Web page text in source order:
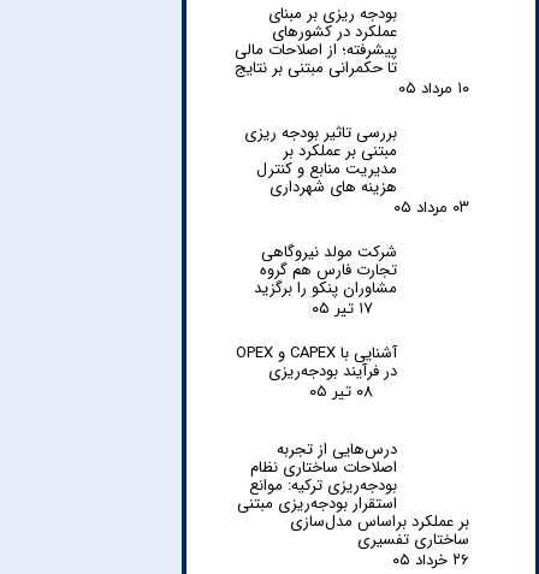
بودجه ریزی بر مبنای
عملکرد در کشورهای
پیشرفته؛ از اصلاحات مالی
تا حکمرانی مبتنی بر نتایج
۱۰ مرداد ۰۵
بررسی تاثیر بودجه ریزی
مبتنی بر عملکرد بر
مدیریت منابع و کنترل
هزینه های شهرداری
۰۳ مرداد ۰۵
شرکت مولد نیروگاهی
تجارت فارس هم گروه
مشاوران پنکو را برگزید
۱۷ تیر ۰۵
آشنایی با CAPEX و OPEX
در فرآیند بودجه‌ریزی
۰۸ تیر ۰۵
درس‌هایی از تجربه
اصلاحات ساختاری نظام
بودجه‌ریزی ترکیه: موانع
استقرار بودجه‌ریزی مبتنی
بر عملکرد براساس مدل‌سازی
ساختاری تفسیری
۲۶ خرداد ۰۵